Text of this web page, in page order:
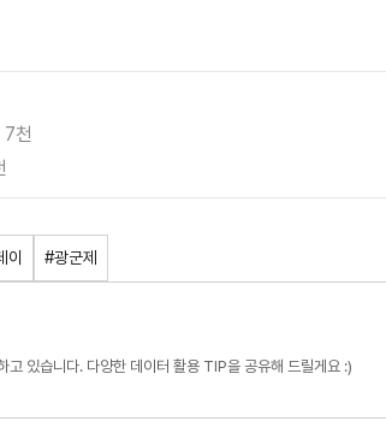
천
#광군제
있습니다. 다양한 데이터 활용 TIP을 공유해 드릴게요 :)